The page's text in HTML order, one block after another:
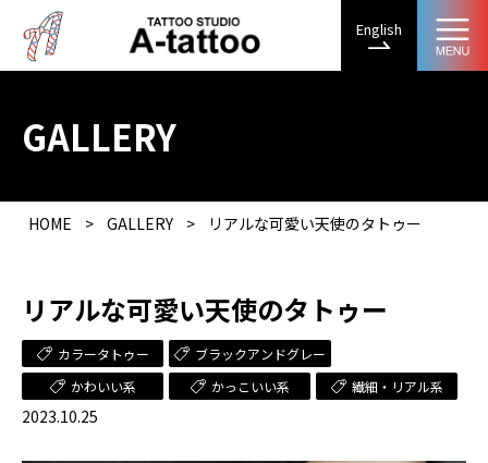
English
GALLERY
HOME > GALLERY > リアルな可愛い天使のタトゥー
リアルな可愛い天使のタトゥー
カラータトゥー
ブラックアンドグレー
かわいい系
かっこいい系 繊細・リアル系
2023.10.25